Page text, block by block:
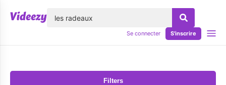
Se connecter S'inscrire
Filters